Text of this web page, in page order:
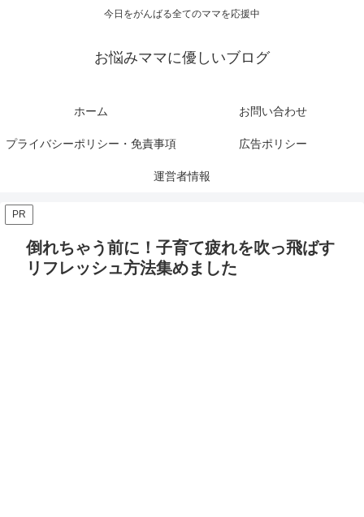
今日をがんばる全てのママを応援中
お悩みママに優しいブログ
ホーム お問い合わせ
プライバシーポリシー・免責事項 広告ポリシー
運営者情報
PR
倒れちゃう前に！子育て疲れを吹っ飛ばす
リフレッシュ方法集めました